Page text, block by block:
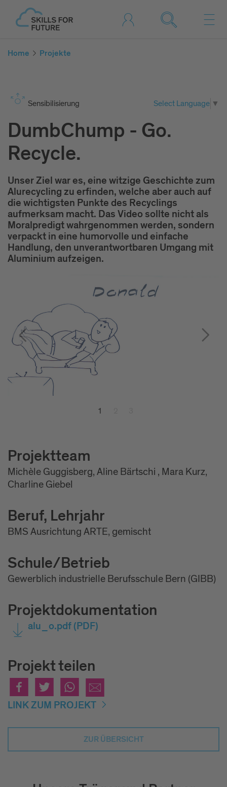
Home Projekte
Sen­si­bi­li­sie­rung Select Language ▼
DumbChump - Go.
Recycle.
Unser Ziel war es, eine witzige Geschichte zum
Alurecycling zu erfinden, welche aber auch auf
die wichtigsten Punkte des Recyclings
aufmerksam macht. Das Video sollte nicht als
Moralpredigt wahrgenommen werden, sondern
verpackt in eine humorvolle und einfache
Handlung, den unverantwortbaren Umgang mit
Aluminium aufzeigen.
1
Projektteam
Michèle Guggisberg, Aline Bärtschi , Mara Kurz,
Charline Giebel
Beruf, Lehrjahr
BMS Ausrichtung ARTE, gemischt
Schule/Betrieb
Gewerblich industrielle Berufsschule Bern (GIBB)
Projektdokumentation
alu_o.pdf(PDF)
Projekt teilen
LINK ZUM PROJEKT
ZUR ÜBERSICHT